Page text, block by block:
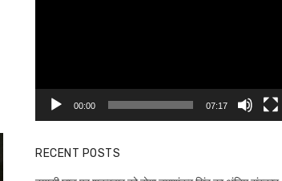
00:00 07:17
RECENT POSTS